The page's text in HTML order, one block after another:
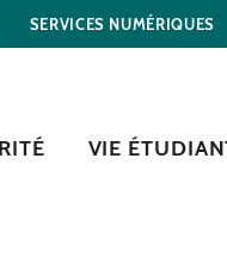
SERVICES NUMÉRIQUES
VIE